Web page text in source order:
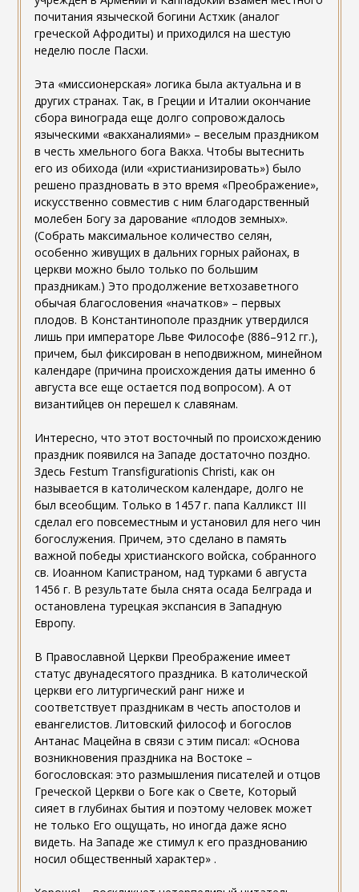
почитания языческой богини Астхик (аналог
греческой Афродиты) и приходился на шестую
неделю после Пасхи.
Эта «миссионерская» логика была актуальна и в
других странах. Так, в Греции и Италии окончание
сбора винограда еще долго сопровождалось
языческими «вакханалиями» – веселым праздником
в честь хмельного бога Вакха. Чтобы вытеснить
его из обихода (или «христианизировать») было
решено праздновать в это время «Преображение»,
искусственно совместив с ним благодарственный
молебен Богу за дарование «плодов земных».
(Собрать максимальное количество селян,
особенно живущих в дальних горных районах, в
церкви можно было только по большим
праздникам.) Это продолжение ветхозаветного
обычая благословения «начатков» – первых
плодов. В Константинополе праздник утвердился
лишь при императоре Льве Философе (886–912 гг.),
причем, был фиксирован в неподвижном, минейном
календаре (причина происхождения даты именно 6
августа все еще остается под вопросом). А от
византийцев он перешел к славянам.
Интересно, что этот восточный по происхождению
праздник появился на Западе достаточно поздно.
Здесь Festum Transfigurationis Christi, как он
называется в католическом календаре, долго не
был всеобщим. Только в 1457 г. папа Калликст III
сделал его повсеместным и установил для него чин
богослужения. Причем, это сделано в память
важной победы христианского войска, собранного
св. Иоанном Капистраном, над турками 6 августа
1456 г. В результате была снята осада Белграда и
остановлена турецкая экспансия в Западную
Европу.
В Православной Церкви Преображение имеет
статус двунадесятого праздника. В католической
церкви его литургический ранг ниже и
соответствует праздникам в честь апостолов и
евангелистов. Литовский философ и богослов
Антанас Мацейна в связи с этим писал: «Основа
возникновения праздника на Востоке –
богословская: это размышления писателей и отцов
Греческой Церкви о Боге как о Свете, Который
сияет в глубинах бытия и поэтому человек может
не только Его ощущать, но иногда даже ясно
видеть. На Западе же стимул к его празднованию
носил общественный характер» .